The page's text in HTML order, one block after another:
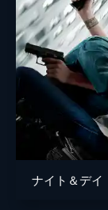
ナイト＆デイ